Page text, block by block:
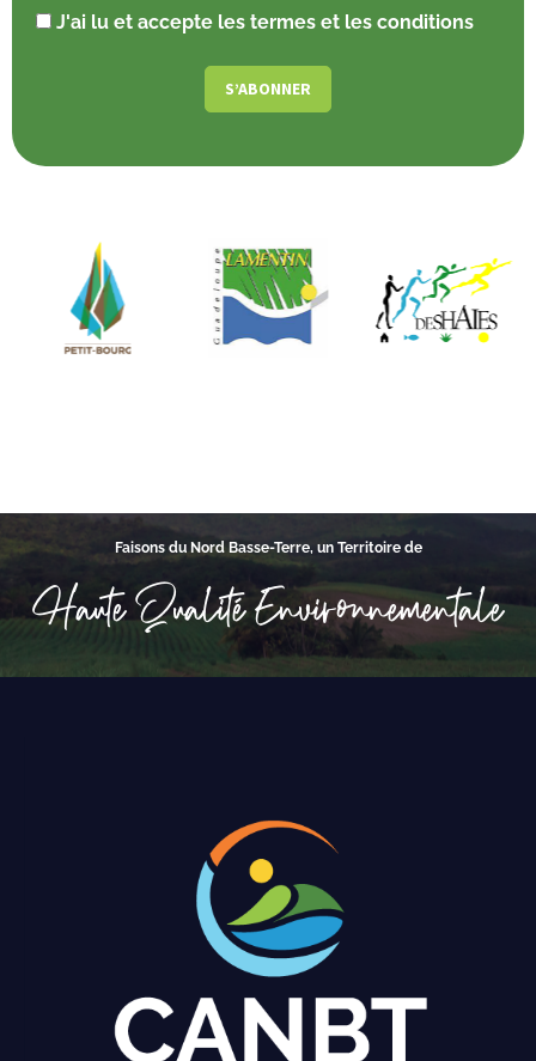
J'ai lu et accepte les termes et les conditions
Faisons du Nord Basse-Terre, un Territoire de
Haute Qualité Environnementale